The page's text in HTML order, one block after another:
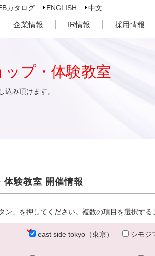
カタログ ENGLISH 中文
企業情報 IR情報 採用情報
ップ・体験教室
込み頂けます。
体験教室 開催情報
ン」を押してください。複数の項目を選択する
east side tokyo（東京） シモジ